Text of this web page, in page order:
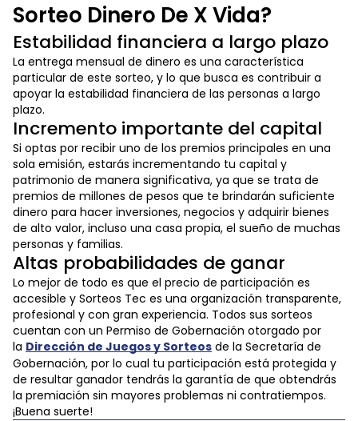
Sorteo Dinero De X Vida?
Estabilidad financiera a largo plazo
La entrega mensual de dinero es una característica
particular de este sorteo, y lo que busca es contribuir a
apoyar la estabilidad financiera de las personas a largo
plazo.
Incremento importante del capital
Si optas por recibir uno de los premios principales en una
sola emisión, estarás incrementando tu capital y
patrimonio de manera significativa, ya que se trata de
premios de millones de pesos que te brindarán suficiente
dinero para hacer inversiones, negocios y adquirir bienes
de alto valor, incluso una casa propia, el sueño de muchas
personas y familias.
Altas probabilidades de ganar
Lo mejor de todo es que el precio de participación es
accesible y Sorteos Tec es una organización transparente,
profesional y con gran experiencia. Todos sus sorteos
cuentan con un Permiso de Gobernación otorgado por
la Dirección de Juegos y Sorteos de la Secretaría de
Gobernación, por lo cual tu participación está protegida y
de resultar ganador tendrás la garantía de que obtendrás
la premiación sin mayores problemas ni contratiempos.
¡Buena suerte!